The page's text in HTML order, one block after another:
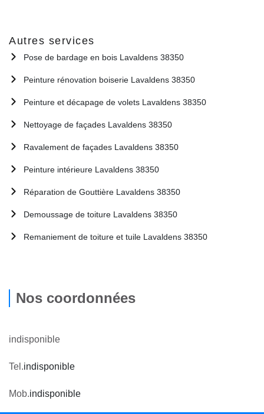
Autres services
Pose de bardage en bois Lavaldens 38350
Peinture rénovation boiserie Lavaldens 38350
Peinture et décapage de volets Lavaldens 38350
Nettoyage de façades Lavaldens 38350
Ravalement de façades Lavaldens 38350
Peinture intérieure Lavaldens 38350
Réparation de Gouttière Lavaldens 38350
Demoussage de toiture Lavaldens 38350
Remaniement de toiture et tuile Lavaldens 38350
Nos coordonnées
indisponible
Tel.indisponible
Mob.indisponible